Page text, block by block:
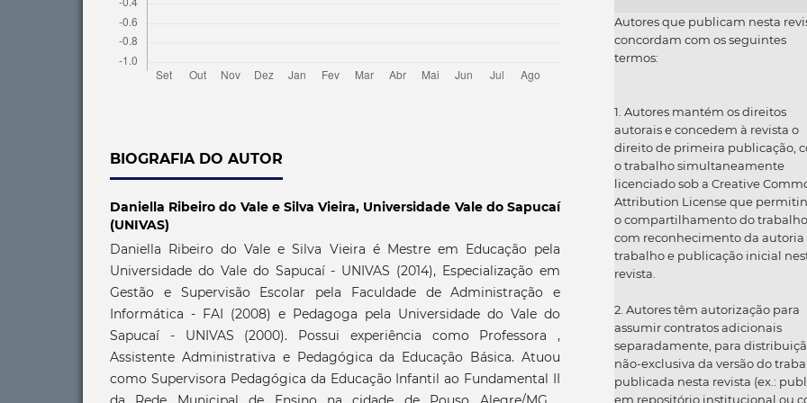
BIOGRAFIA DO AUTOR
Daniella Ribeiro do Vale e Silva Vieira, Universidade Vale do Sapucaí
(UNIVAS)
Daniella Ribeiro do Vale e Silva Vieira é Mestre em Educação pela
Universidade do Vale do Sapucaí - UNIVAS (2014), Especialização em
Gestão e Supervisão Escolar pela Faculdade de Administração e
Informática - FAI (2008) e Pedagoga pela Universidade do Vale do
Sapucaí - UNIVAS (2000). Possui experiência como Professora ,
Assistente Administrativa e Pedagógica da Educação Básica. Atuou
como Supervisora Pedagógica da Educação Infantil ao Fundamental II
Autores que publicam nesta
concordam com os seguintes
termos:
1. Autores mantém os direitos
autorais e concedem à revista o
direito de primeira publicação,
o trabalho simultaneamente
licenciado sob a Creative
Attribution License que
o compartilhamento do trabalho
com reconhecimento da autoria
trabalho e publicação inicial
revista.
2. Autores têm autorização para
assumir contratos adicionais
separadamente, para
não-exclusiva da versão do
publicada nesta revista (ex.:
em repositório institucional ou